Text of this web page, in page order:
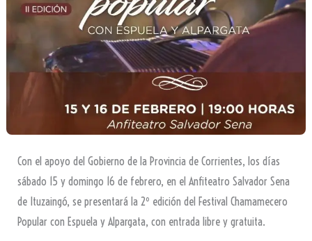
Con el apoyo del Gobierno de la Provincia de Corrientes, los días
sábado 15 y domingo 16 de febrero, en el Anfiteatro Salvador Sena
de Ituzaingó, se presentará la 2º edición del Festival Chamamecero
Popular con Espuela y Alpargata, con entrada libre y gratuita.